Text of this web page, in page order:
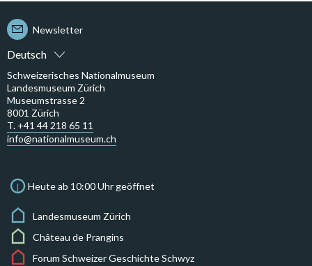
Deutsch
Newsletter
Schweizerisches Nationalmuseum
Landesmuseum Zürich
Museumstrasse 2
8001 Zürich
T. +41 44 218 65 11
info@nationalmuseum.ch
Heute ab 10:00 Uhr geöffnet
Landesmuseum Zürich
Château de Prangins
Forum Schweizer Geschichte Schwyz